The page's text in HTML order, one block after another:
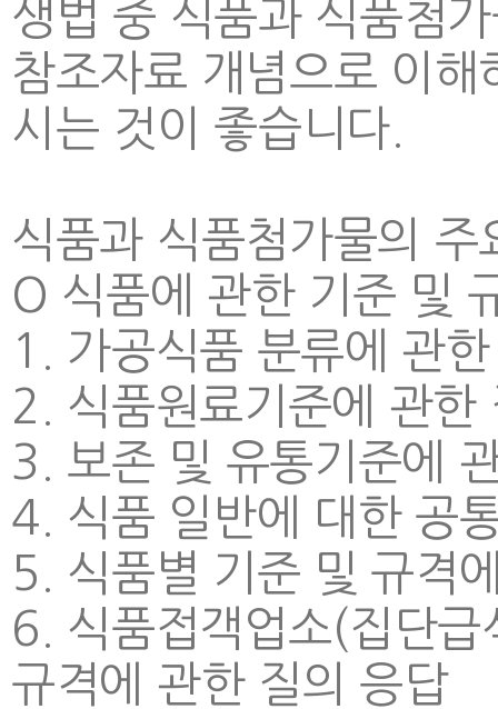
생법 중 식품과 식품첨
참조자료 개념으로 이
시는 것이 좋습니다.
식품과 식품첨가물의
O 식품에 관한 기준 및
1. 가공식품 분류에 관
2. 식품원료기준에 관한
3. 보존 및 유통기준에
4. 식품 일반에 대한 공
5. 식품별 기준 및 규격
6. 식품접객업소(집단
규격에 관한 질의 응답